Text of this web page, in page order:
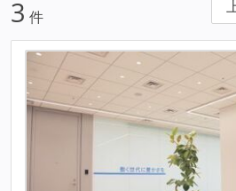
3 件